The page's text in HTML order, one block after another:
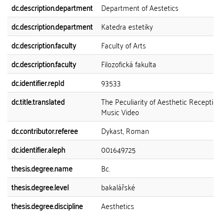
dc.description.department
Department of Aestetics
dc.description.department
Katedra estetiky
dc.description.faculty
Faculty of Arts
dc.description.faculty
Filozofická fakulta
dc.identifier.repId
93533
dc.title.translated
The Peculiarity of Aesthetic
Music Video
dc.contributor.referee
Dykast, Roman
dc.identifier.aleph
001649725
thesis.degree.name
Bc.
thesis.degree.level
bakalářské
thesis.degree.discipline
Aesthetics